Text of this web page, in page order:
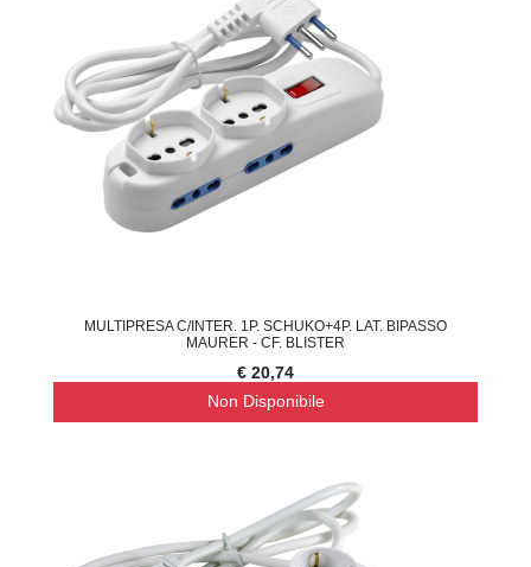
MULTIPRESA C/INTER. 1P. SCHUKO+4P. LAT. BIPASSO
MAURER - CF. BLISTER
€ 20,74
Non Disponibile